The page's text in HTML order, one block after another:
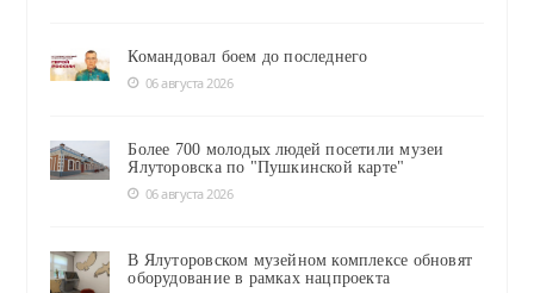
Командовал боем до последнего
06 августа 2026
Более 700 молодых людей посетили музеи
Ялуторовска по "Пушкинской карте"
06 августа 2026
В Ялуторовском музейном комплексе обновят
оборудование в рамках нацпроекта